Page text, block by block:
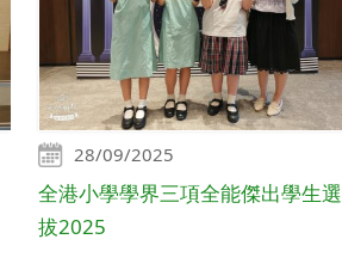
28/09/2025
全港小學學界三項全能傑出學生選
拔2025